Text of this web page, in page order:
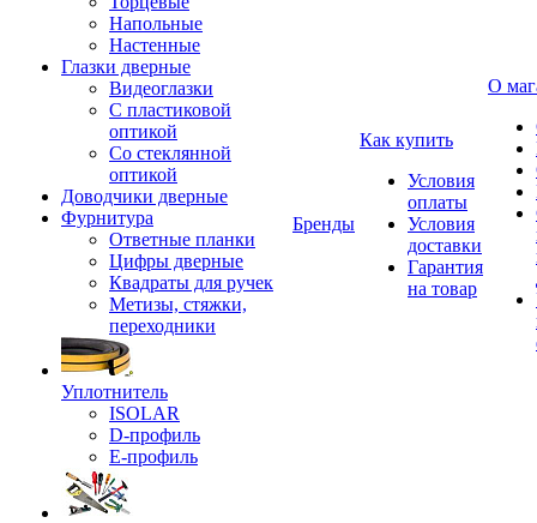
Напольные
Настенные
Глазки дверные
Видеоглазки
С пластиковой
оптикой
Со стеклянной
оптикой
Доводчики дверные
Фурнитура
Ответные планки
Цифры дверные
Квадраты для ручек
Метизы, стяжки,
переходники
Уплотнитель
ISOLAR
D-профиль
Е-профиль
Бренды
Как купить
Условия
оплаты
Условия
доставки
Гарантия
на товар
О